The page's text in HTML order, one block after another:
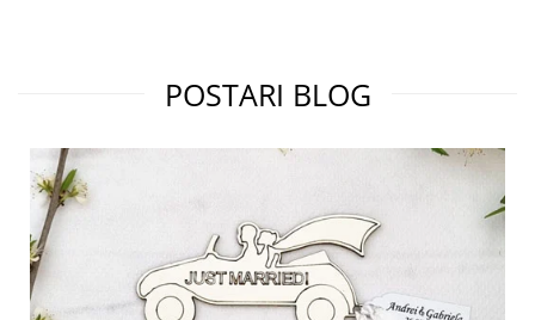
POSTARI BLOG